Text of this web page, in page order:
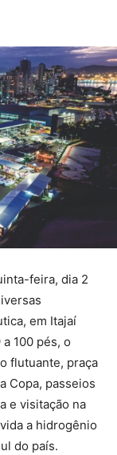
feira, dia 2
em Itajaí
100 pés, o
flutuante, praça
Copa, passeios
e visitação na
a hidrogênio
do país.